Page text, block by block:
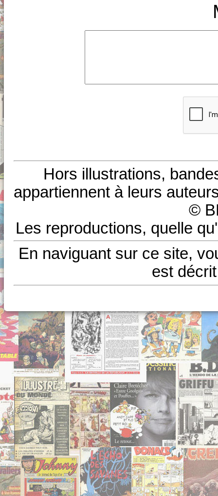
Hors illustrations,
appartiennent à leurs
©
Les reproductions, quelle
En naviguant sur ce site,
est